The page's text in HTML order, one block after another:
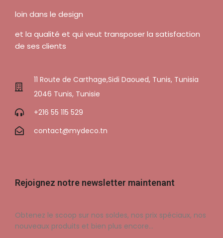
loin dans le design
et la qualité et qui veut transposer la satisfaction
de ses clients
11 Route de Carthage,Sidi Daoued, Tunis, Tunisia
2046 Tunis, Tunisie
+216 55 115 529
contact@mydeco.tn
Rejoignez notre newsletter maintenant
Obtenez le scoop sur nos soldes, nos prix spéciaux, nos
nouveaux produits et bien plus encore…